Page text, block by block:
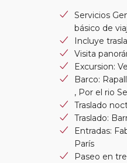
Servicios
básico de
Incluye
Visita
Excursion:
Barco:
, Por el rio
Traslado
Traslado:
Entradas:
París
Paseo en